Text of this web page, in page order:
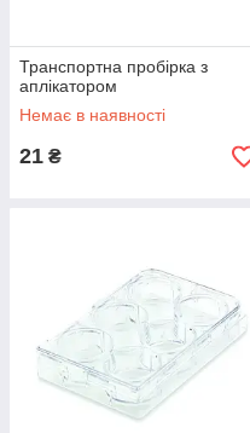
Транспортна пробірка з
аплікатором
Немає в наявності
21 ₴